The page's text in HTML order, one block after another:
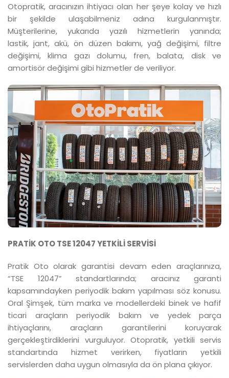
Otopratik, aracınızın ihtiyacı olan her şeye kolay ve hızlı
bir şekilde ulaşabilmeniz adına kurgulanmıştır.
Müşterilerine, yukarıda yazılı hizmetlerin yanında;
lastik, jant, akü, ön düzen bakımı, yağ değişimi, filtre
değişimi, klima gazı dolumu, fren, balata, disk ve
amortisör değişimi gibi hizmetler de veriliyor.
PRATİK OTO TSE 12047 YETKİLİ SERVİSİ
Pratik Oto olarak garantisi devam eden araçlarınıza,
“TSE 12047” standartlarında; aracınız garanti
kapsamındayken periyodik bakım yapılması söz konusu.
Oral Şimşek, tüm marka ve modellerdeki binek ve hafif
ticari araçların periyodik bakım ve yedek parça
ihtiyaçlarını, araçların garantilerini koruyarak
gerçekleştirdiklerini vurguluyor. Otopratik, yetkili servis
standartında hizmet verirken, fiyatların yetkili
servislerden daha uygun olmasıyla da ön plana çıkıyor.